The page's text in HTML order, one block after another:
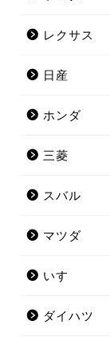
レクサス
日産
ホンダ
三菱
スバル
マツダ
いすゞ
ダイハツ